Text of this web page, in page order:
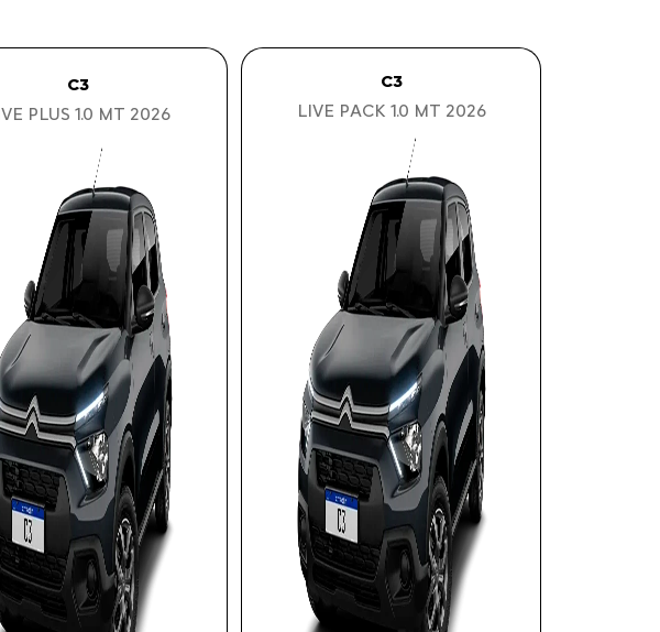
C3
PLUS 1.0 MT 2026
C3
LIVE PACK 1.0 MT 2026